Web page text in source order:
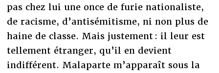
pas chez lui une once de furie nationaliste,
de racisme, d’antisémitisme, ni non plus de
haine de classe. Mais justement : il leur est
tellement étranger, qu’il en devient
indifférent. Malaparte m’apparaît sous la